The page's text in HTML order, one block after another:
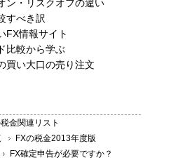
ン・リスクオフの違い
すべき訳
FX情報サイト
比較から学ぶ
買い大口の売り注文
金関連リスト
FXの税金2013年度版
FX確定申告が必要ですか？